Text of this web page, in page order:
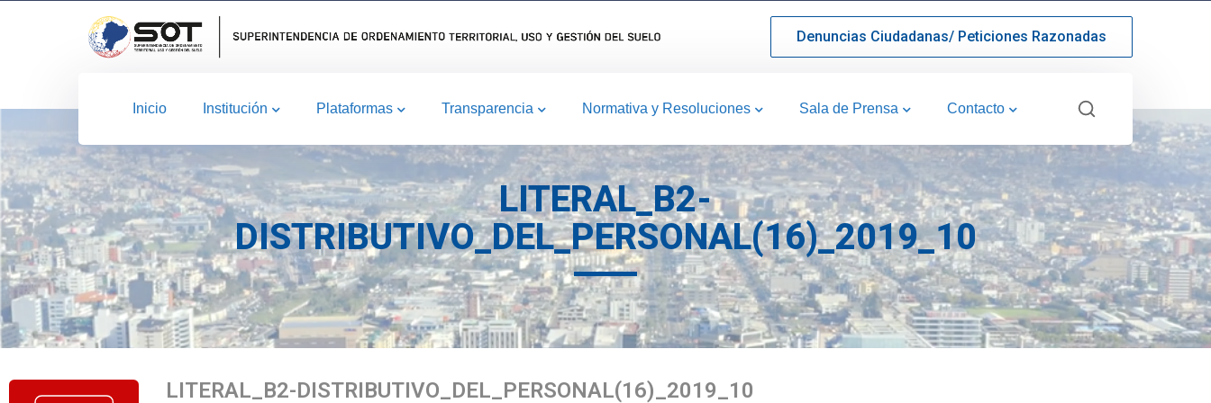
Denuncias Ciudadanas/ Peticiones Razonadas
Inicio Institución Plataformas Transparencia Normativa y Resoluciones Sala de Prensa Contacto
LITERAL_B2-
DISTRIBUTIVO_DEL_PERSONAL(16)_2019_10
LITERAL_B2-DISTRIBUTIVO_DEL_PERSONAL(16)_2019_10